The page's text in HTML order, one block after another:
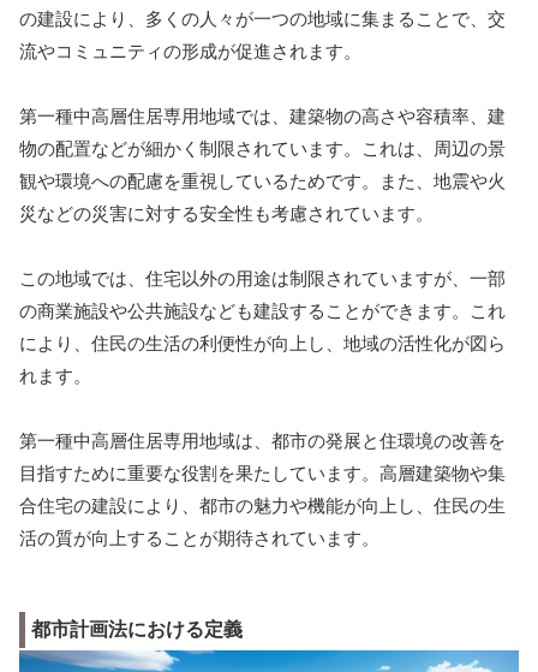
の建設により、多くの人々が一つの地域に集まることで、交
流やコミュニティの形成が促進されます。
第一種中高層住居専用地域では、建築物の高さや容積率、建
物の配置などが細かく制限されています。これは、周辺の景
観や環境への配慮を重視しているためです。また、地震や火
災などの災害に対する安全性も考慮されています。
この地域では、住宅以外の用途は制限されていますが、一部
の商業施設や公共施設なども建設することができます。これ
により、住民の生活の利便性が向上し、地域の活性化が図ら
れます。
第一種中高層住居専用地域は、都市の発展と住環境の改善を
目指すために重要な役割を果たしています。高層建築物や集
合住宅の建設により、都市の魅力や機能が向上し、住民の生
活の質が向上することが期待されています。
都市計画法における定義